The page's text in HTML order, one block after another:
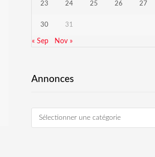
23 24 25 26 27
30 31
« Sep Nov »
Annonces
Sélectionner une catégorie